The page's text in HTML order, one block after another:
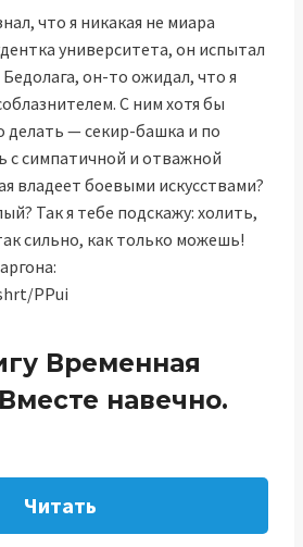
что я никакая не миара
университета, он испытал
он-то ожидал, что я
С ним хотя бы
делать — секир-башка и по
с симпатичной и отважной
владеет боевыми искусствами?
Так я тебе подскажу: холить,
сильно, как только можешь!
PPui
Временная
навечно.
Читать